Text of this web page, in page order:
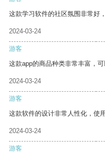
这款学习软件的社区氛围非常好
2024-03-24
游客
这款app的商品种类非常丰富，可
2024-03-24
游客
这款软件的设计非常人性化，使
2024-03-24
游客